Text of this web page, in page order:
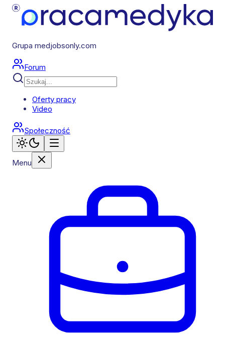
Grupa medjobsonly.com
Forum
Oferty pracy
Video
Społeczność
Menu